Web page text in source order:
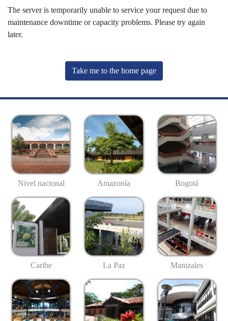
The server is temporarily unable to service your request due to
maintenance downtime or capacity problems. Please try again
later.
Take me to the home page
Nivel nacional Amazonía Bogotá
Caribe La Paz Manizales